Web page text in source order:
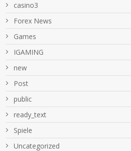
casino3
Forex News
Games
IGAMING
new
Post
public
ready_text
Spiele
Uncategorized